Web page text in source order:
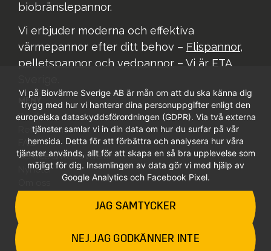
biobränslepannor.
Vi erbjuder moderna och effektiva
värmepannor efter ditt behov – Flispannor,
pelletspannor och vedpannor – Vi är ETA
MENY
Produkter
Referenser
FAQ
Service & Reservdelar
Nyheter
VÅRA PRODUKTER
ETA eHACK (Flis/Pellets)
Vi på Biovärme Sverige AB är mån om att du ska känna dig
trygg med hur vi hanterar dina personuppgifter enligt den
europeiska dataskyddsförordningen (GDPR). Via två externa
tjänster samlar vi in din data om hur du surfar på vår
hemsida. Detta för att förbättra och analysera hur våra
tjänster används, allt för att skapa en så bra upplevelse som
möjligt för dig. Insamlingen av data gör vi med hjälp av
Google Analytics och Facebook Pixel.
JAG SAMTYCKER
NEJ. JAG GODKÄNNER INTE